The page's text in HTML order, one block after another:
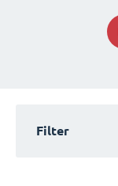
Filter